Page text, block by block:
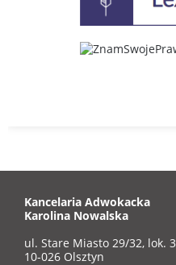
Kancelaria Adwokacka
Karolina Nowalska
ul. Stare Miasto 29/32, lok. 3
10-026 Olsztyn